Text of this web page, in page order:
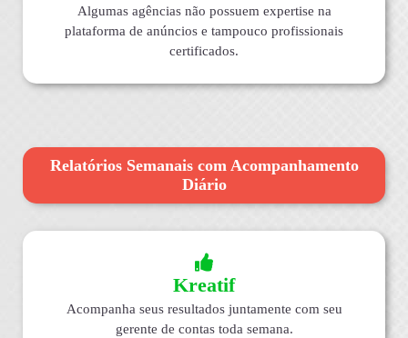
Algumas agências não possuem expertise na
plataforma de anúncios e tampouco profissionais
certificados.
Relatórios Semanais com Acompanhamento
Diário
Kreatif
Acompanha seus resultados juntamente com seu
gerente de contas toda semana.